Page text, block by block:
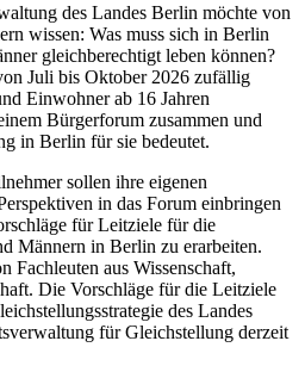
des Landes Berlin möchte von
wissen: Was muss sich in Berlin
gleichberechtigt leben können?
Juli bis Oktober 2026 zufällig
Einwohner ab 16 Jahren
Bürgerforum zusammen und
in Berlin für sie bedeutet.
sollen ihre eigenen
in das Forum einbringen
für Leitziele für die
Männern in Berlin zu erarbeiten.
Fachleuten aus Wissenschaft,
Die Vorschläge für die Leitziele
des Landes
für Gleichstellung derzeit